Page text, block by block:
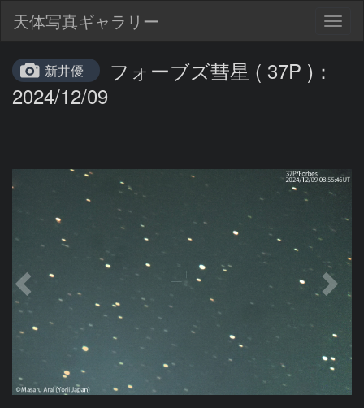
天体写真ギャラリー
新井優
フォーブズ彗星 ( 37P )：
2024/12/09